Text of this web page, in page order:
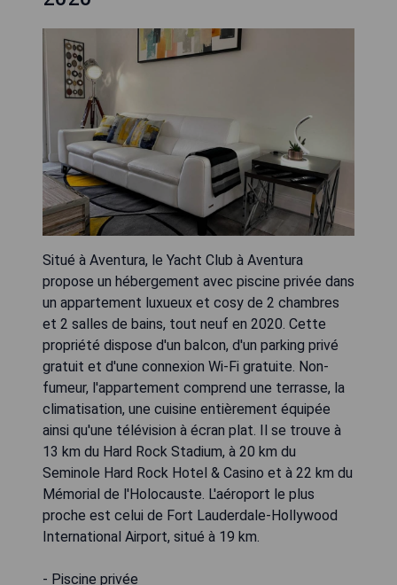
Situé à Aventura, le Yacht Club à Aventura
propose un hébergement avec piscine privée dans
un appartement luxueux et cosy de 2 chambres
et 2 salles de bains, tout neuf en 2020. Cette
propriété dispose d'un balcon, d'un parking privé
gratuit et d'une connexion Wi-Fi gratuite. Non-
fumeur, l'appartement comprend une terrasse, la
climatisation, une cuisine entièrement équipée
ainsi qu'une télévision à écran plat. Il se trouve à
13 km du Hard Rock Stadium, à 20 km du
Seminole Hard Rock Hotel & Casino et à 22 km du
Mémorial de l'Holocauste. L'aéroport le plus
proche est celui de Fort Lauderdale-Hollywood
International Airport, situé à 19 km.
- Piscine privée